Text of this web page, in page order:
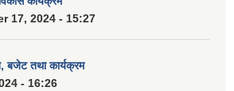
17, 2024 - 15:27
बजेट तथा कार्यक्रम
- 16:26